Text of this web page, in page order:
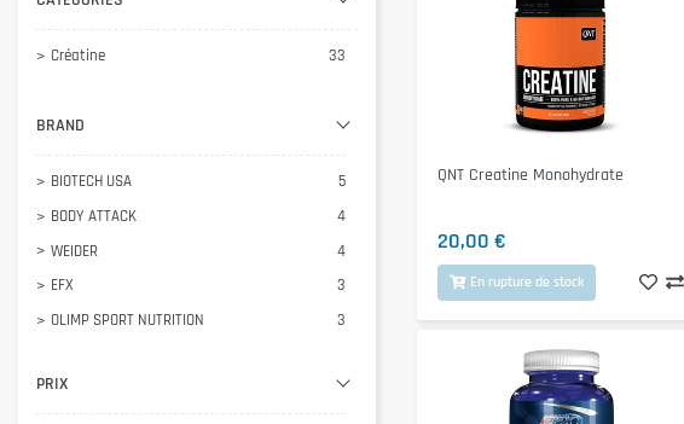
Créatine 33
BRAND
BIOTECH USA
5
BODY ATTACK
4
WEIDER
4
EFX
3
OLIMP SPORT NUTRITION
3
INLEAD
2
PRIX
QNT Creatine Monohydrate
20,00 €
En rupture de stock